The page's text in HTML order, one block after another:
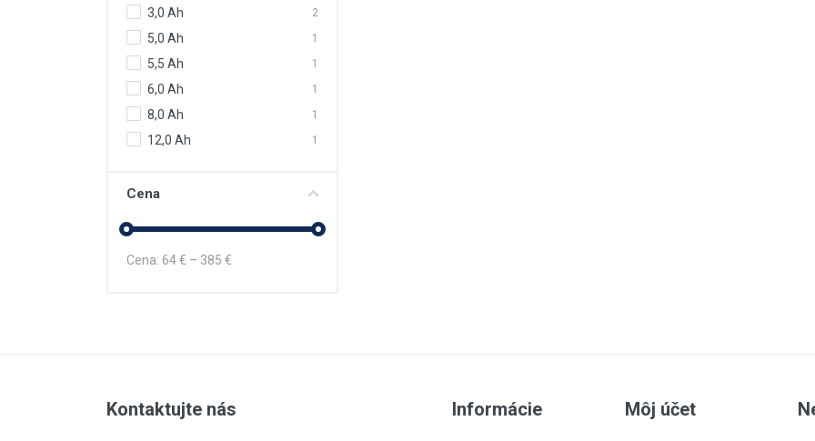
3,0 Ah 2
5,0 Ah 1
5,5 Ah 1
6,0 Ah 1
8,0 Ah 1
12,0 Ah 1
Cena
Cena: 64€ – 385 €
Kontaktujte nás Informácie Môj účet